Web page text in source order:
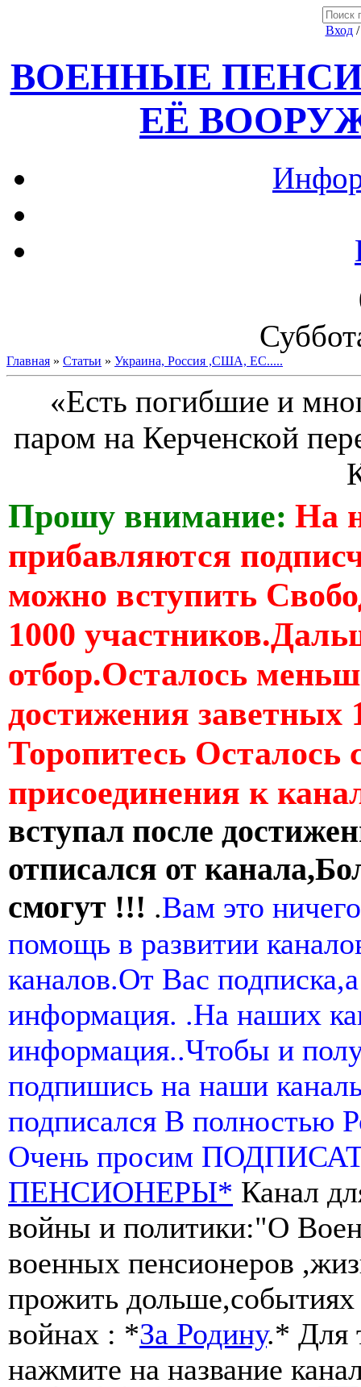
Вход
ВОЕННЫЕ
ЕЁ
Главная » Статьи » Украина, Россия ,США, ЕС.....
«Есть погибшие и
паром на Керченской
Прошу внимание: На
прибавляются
можно вступить
1000
отбор.Осталось
достижения заветных
Торопитесь Осталось
присоединения к
вступал после
отписался от
смогут !!! .Вам это
помощь в развитии
каналов.От Вас
информация. .На наших
информация..Чтобы и
подпишись на наши
подписался В полностью
Очень просим
ПЕНСИОНЕРЫ* Канал
войны и политики:"О
военных пенсионеров
прожить
войнах : *За Родину.* Для
нажмите на название